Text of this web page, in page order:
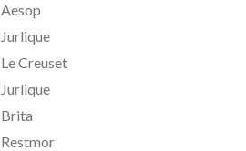
Aesop
Jurlique
Le Creuset
Jurlique
Brita
Restmor